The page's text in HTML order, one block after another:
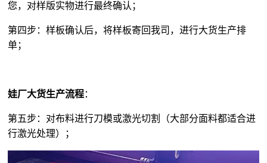
您，对样版实物进行最终确认；
第四步：样板确认后，将样板寄回我司，进行大货生产排
单；
娃厂大货生产流程：
第五步：对布料进行刀模或激光切割（大部分面料都适合进
行激光处理）；